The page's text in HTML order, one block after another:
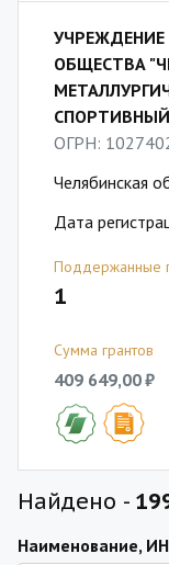
УЧРЕЖДЕНИЕ
ОБЩЕСТВА
ОГРН:
Челябинская
Дата
Поддержанные
1
Сумма грантов
409 649,00 ₽
Найдено -
Наименование,